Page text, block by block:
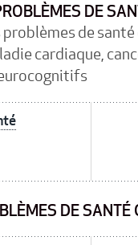
DE
de
cardiaque,
DE